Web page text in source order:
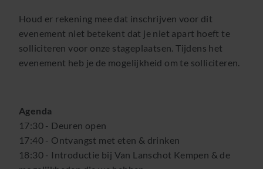
Houd er rekening mee dat inschrijven voor dit
evenement niet betekent dat je niet apart hoeft te
solliciteren voor onze stageplaatsen. Tijdens het
evenement heb je de mogelijkheid om te solliciteren.
Agenda
17:30 - Deuren open
17:40 - Ontvangst met eten & drinken
18:30 - Introductie bij Van Lanschot Kempen & de